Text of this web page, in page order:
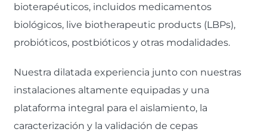
bioterapéuticos, incluidos medicamentos
biológicos, live biotherapeutic products (LBPs),
probióticos, postbióticos y otras modalidades.
Nuestra dilatada experiencia junto con nuestras
instalaciones altamente equipadas y una
plataforma integral para el aislamiento, la
caracterización y la validación de cepas